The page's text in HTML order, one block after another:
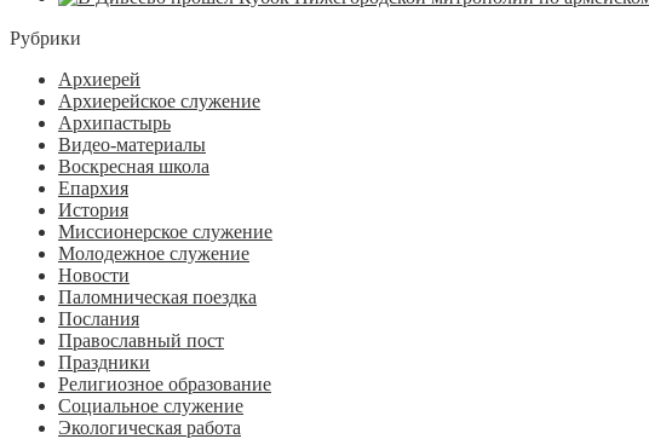
Рубрики
Архиерей
Архиерейское служение
Архипастырь
Видео-материалы
Воскресная школа
Епархия
История
Миссионерское служение
Молодежное служение
Новости
Паломническая поездка
Послания
Православный пост
Праздники
Религиозное образование
Социальное служение
Экологическая работа